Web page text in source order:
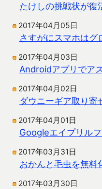
たけしの挑戦状が復
2017年04月05日
さすがにスマホはグ
2017年04月03日
Androidアプリでア
2017年04月02日
ダウニーギア取り寄
2017年04月01日
Googleエイプリル
2017年03月31日
おかんと毛虫を無料
2017年03月30日